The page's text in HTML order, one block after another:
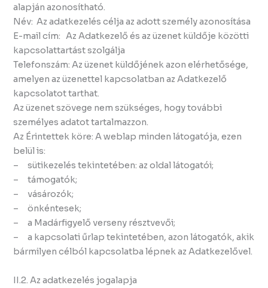
alapján azonosítható.
Név: Az adatkezelés célja az adott személy azonosítása
E-mail cím: Az Adatkezelő és az üzenet küldője közötti
kapcsolattartást szolgálja
Telefonszám: Az üzenet küldőjének azon elérhetősége,
amelyen az üzenettel kapcsolatban az Adatkezelő
kapcsolatot tarthat.
Az üzenet szövege nem szükséges, hogy további
személyes adatot tartalmazzon.
Az Érintettek köre: A weblap minden látogatója, ezen
belül is:
– sütikezelés tekintetében: az oldal látogatói;
– támogatók;
– vásározók;
– önkéntesek;
– a Madárfigyelő verseny résztvevői;
– a kapcsolati űrlap tekintetében, azon látogatók, akik
bármilyen célból kapcsolatba lépnek az Adatkezelővel.
II.2. Az adatkezelés jogalapja